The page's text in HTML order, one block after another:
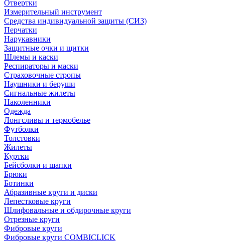
Отвертки
Измерительный инструмент
Средства индивидуальной защиты (СИЗ)
Перчатки
Нарукавники
Защитные очки и щитки
Шлемы и каски
Респираторы и маски
Страховочные стропы
Наушники и беруши
Сигнальные жилеты
Наколенники
Одежда
Лонгсливы и термобелье
Футболки
Толстовки
Жилеты
Куртки
Бейсболки и шапки
Брюки
Ботинки
Абразивные круги и диски
Лепестковые круги
Шлифовальные и обдирочные круги
Отрезные круги
Фибровые круги
Фибровые круги COMBICLICK